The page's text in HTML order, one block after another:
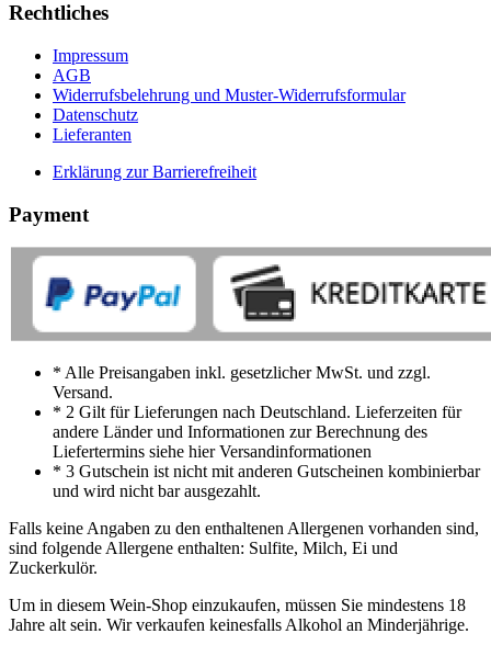
Rechtliches
Impressum
AGB
Widerrufsbelehrung und Muster-Widerrufsformular
Datenschutz
Lieferanten
Erklärung zur Barrierefreiheit
Payment
* Alle Preisangaben inkl. gesetzlicher MwSt. und zzgl.
Versand.
* 2 Gilt für Lieferungen nach Deutschland. Lieferzeiten für
andere Länder und Informationen zur Berechnung des
Liefertermins siehe hier Versandinformationen
* 3 Gutschein ist nicht mit anderen Gutscheinen kombinierbar
und wird nicht bar ausgezahlt.
Falls keine Angaben zu den enthaltenen Allergenen vorhanden sind,
sind folgende Allergene enthalten: Sulfite, Milch, Ei und
Zuckerkulör.
Um in diesem Wein-Shop einzukaufen, müssen Sie mindestens 18
Jahre alt sein. Wir verkaufen keinesfalls Alkohol an Minderjährige.